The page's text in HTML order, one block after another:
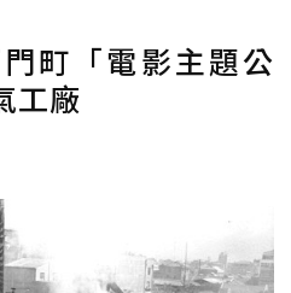
町「電影主題公
工廠